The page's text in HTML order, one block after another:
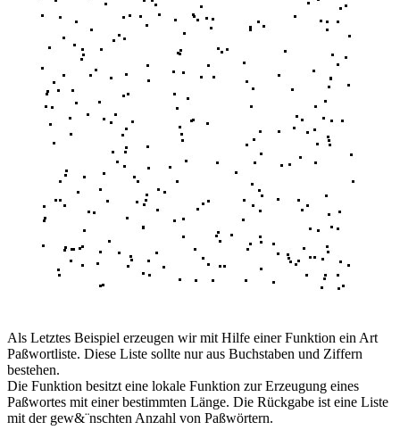
Als Letztes Beispiel erzeugen wir mit Hilfe einer Funktion ein Art
Paßwortliste. Diese Liste sollte nur aus Buchstaben und Ziffern
bestehen.
Die Funktion besitzt eine lokale Funktion zur Erzeugung eines
Paßwortes mit einer bestimmten Länge. Die Rückgabe ist eine Liste
mit der gew&¨nschten Anzahl von Paßwörtern.